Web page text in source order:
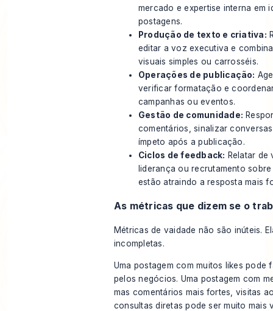
mercado e expertise interna em
postagens.
Produção de texto e criativa:
editar a voz executiva e
visuais simples ou carrosséis.
Operações de publicação:
verificar formatação e
campanhas ou eventos.
Gestão de comunidade:
comentários, sinalizar
ímpeto após a publicação.
Ciclos de feedback: Relatar de
liderança ou recrutamento
estão atraindo a resposta mais
As métricas que dizem se o
Métricas de vaidade não são inúteis.
incompletas.
Uma postagem com muitos likes pode
pelos negócios. Uma postagem com
mas comentários mais fortes, visitas
consultas diretas pode ser muito mais